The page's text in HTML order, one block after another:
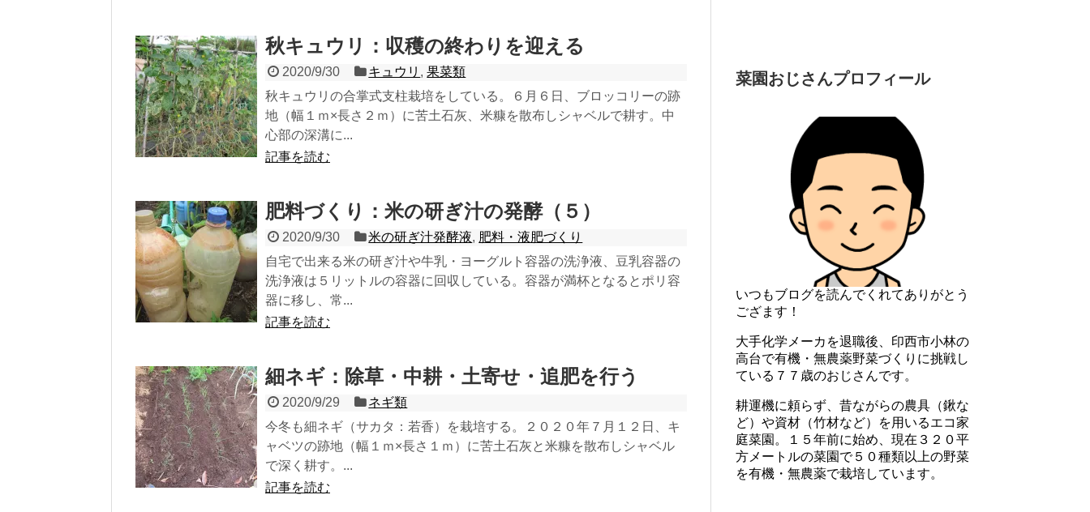
秋キュウリ：収穫の終わりを迎える
2020/9/30 キュウリ ,果菜類
秋キュウリの合掌式支柱栽培をしている。６月６日、ブロッコリーの跡
地（幅１ｍ×長さ２ｍ）に苦土石灰、米糠を散布しシャベルで耕す。中
心部の深溝に...
記事を読む
肥料づくり：米の研ぎ汁の発酵（５）
2020/9/30 米の研ぎ汁発酵液, 肥料・液肥づくり
自宅で出来る米の研ぎ汁や牛乳・ヨーグルト容器の洗浄液、豆乳容器の
洗浄液は５リットルの容器に回収している。容器が満杯となるとポリ容
器に移し、常...
記事を読む
細ネギ：除草・中耕・土寄せ・追肥を行う
2020/9/29
ネギ類
今冬も細ネギ（サカタ：若香）を栽培する。２０２０年７月１２日、キ
ャベツの跡地（幅１ｍ×長さ１ｍ）に苦土石灰と米糠を散布しシャベル
で深く耕す。...
記事を読む
菜園おじさんプロフィール
いつもブログを読んでくれてありがとう
ござます！
大手化学メーカを退職後、印西市小林の
高台で有機・無農薬野菜づくりに挑戦し
ている７７歳のおじさんです。
耕運機に頼らず、昔ながらの農具（鍬な
ど）や資材（竹材など）を用いるエコ家
庭菜園。１５年前に始め、現在３２０平
方メートルの菜園で５０種類以上の野菜
を有機・無農薬で栽培しています。